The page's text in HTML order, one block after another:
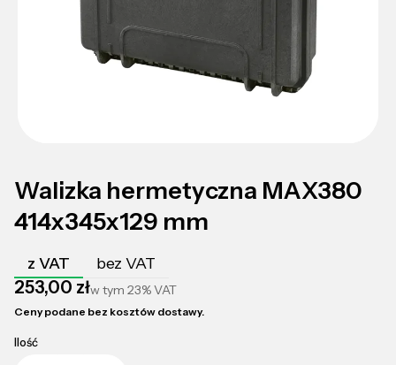
Walizka hermetyczna MAX380
414x345x129 mm
z VAT bez VAT
Cena
253,00 złw tym 23%VAT
Ceny podane bez kosztów dostawy.
Ilość